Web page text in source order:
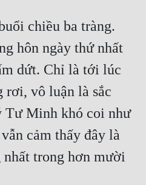
chiều ba tràng.
hôn ngày thứ nhất
dứt. Chỉ là tới lúc
rơi, vô luận là sắc
Minh khó coi như
cảm thấy đây là
trong hơn mười